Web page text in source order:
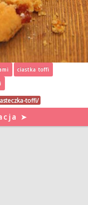
ciastka toffi
toffi/
➤